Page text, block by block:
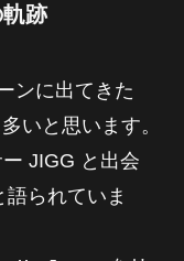
跡
ンに出てきた
いと思います。
JIGG と出会
られていま